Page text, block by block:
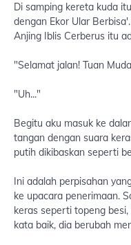
Di samping kereta kuda
dengan Ekor Ular
Anjing Iblis Cerberus itu
"Selamat jalan! Tuan
"Uh..."
Begitu aku masuk ke
tangan dengan suara
putih dikibaskan seperti
Ini adalah perpisahan
ke upacara penerimaan.
keras seperti topeng
kata baik, dia berubah